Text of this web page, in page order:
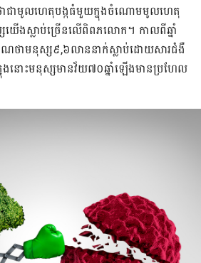
ា​ជា​មូល​ហេតុ​បង្ក​ធំ​មួយ​ក្នុង​ចំណោម​មូល​ហេតុ​
យើង​ស្លាប់​​ច្រើន​លើ​ពិពភ​លោក​។ កាល​ពី​ឆ្នាំ​
ណថា​​មនុស្ស​៩,​៦​លាន​នាក់​ស្លាប់​ដោយ​សារ​ជំងឺ​
នុង​នោះ​មនុស្ស​មាន​វ័យ​៧០​ឆ្នាំ​ឡើង​មាន​ប្រហែល​